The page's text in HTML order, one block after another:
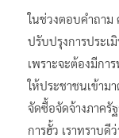
ในช่วงตอบคำถาม
ปรับปรุงการประ
เพราะจะต้องมีกา
ให้ประชาชนเข้าม
จัดซื้อจัดจ้างภาครั
การฮั้ว เราทราบดี